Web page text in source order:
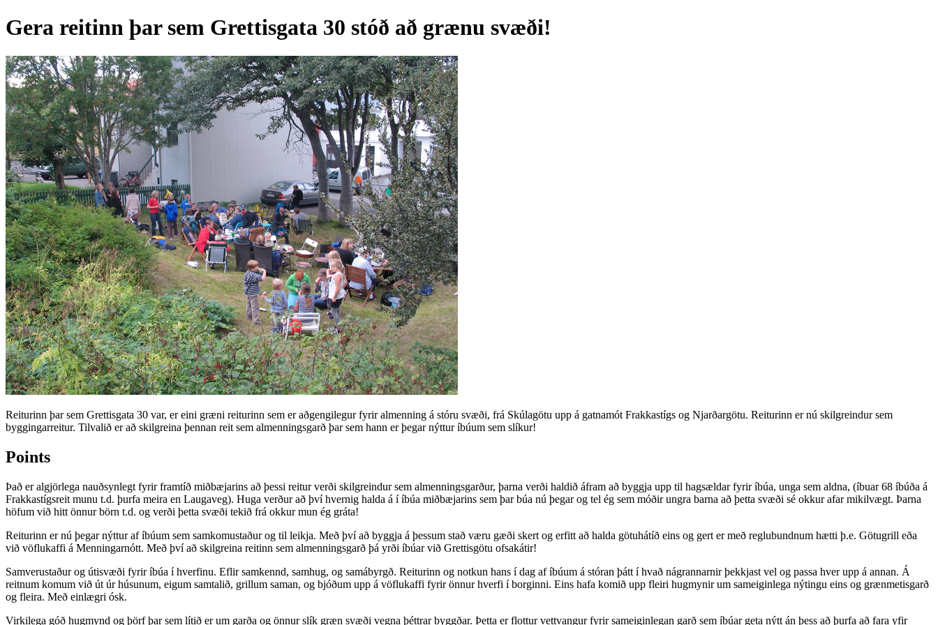
Gera reitinn þar sem Grettisgata 30 stóð að grænu svæði!
Reiturinn þar sem Grettisgata 30 var, er eini græni reiturinn sem er aðgengilegur fyrir almenning á stóru svæði, frá Skúlagötu upp á gatnamót Frakkastígs og Njarðargötu. Reiturinn er nú skilgreindur sem
byggingarreitur. Tilvalið er að skilgreina þennan reit sem almenningsgarð þar sem hann er þegar nýttur íbúum sem slíkur!
Points
Það er algjörlega nauðsynlegt fyrir framtíð miðbæjarins að þessi reitur verði skilgreindur sem almenningsgarður, þarna verði haldið áfram að byggja upp til hagsældar fyrir íbúa, unga sem aldna, (íbuar 68 íbúða á
Frakkastígsreit munu t.d. þurfa meira en Laugaveg). Huga verður að því hvernig halda á í íbúa miðbæjarins sem þar búa nú þegar og tel ég sem móðir ungra barna að þetta svæði sé okkur afar mikilvægt. Þarna
höfum við hitt önnur börn t.d. og verði þetta svæði tekið frá okkur mun ég gráta!
Reiturinn er nú þegar nýttur af íbúum sem samkomustaður og til leikja. Með því að byggja á þessum stað væru gæði skert og erfitt að halda götuhátíð eins og gert er með reglubundnum hætti þ.e. Götugrill eða
við vöflukaffi á Menningarnótt. Með því að skilgreina reitinn sem almenningsgarð þá yrði íbúar við Grettisgötu ofsakátir!
Samverustaður og útisvæði fyrir íbúa í hverfinu. Eflir samkennd, samhug, og samábyrgð. Reiturinn og notkun hans í dag af íbúum á stóran þátt í hvað nágrannarnir þekkjast vel og passa hver upp á annan. Á
reitnum komum við út úr húsunum, eigum samtalið, grillum saman, og bjóðum upp á vöflukaffi fyrir önnur hverfi í borginni. Eins hafa komið upp fleiri hugmynir um sameiginlega nýtingu eins og grænmetisgarð
og fleira. Með einlægri ósk.
Virkilega góð hugmynd og þörf þar sem lítið er um garða og önnur slík græn svæði vegna þéttrar byggðar. Þetta er flottur vettvangur fyrir sameiginlegan garð sem íbúar geta nýtt án þess að þurfa að fara yfir